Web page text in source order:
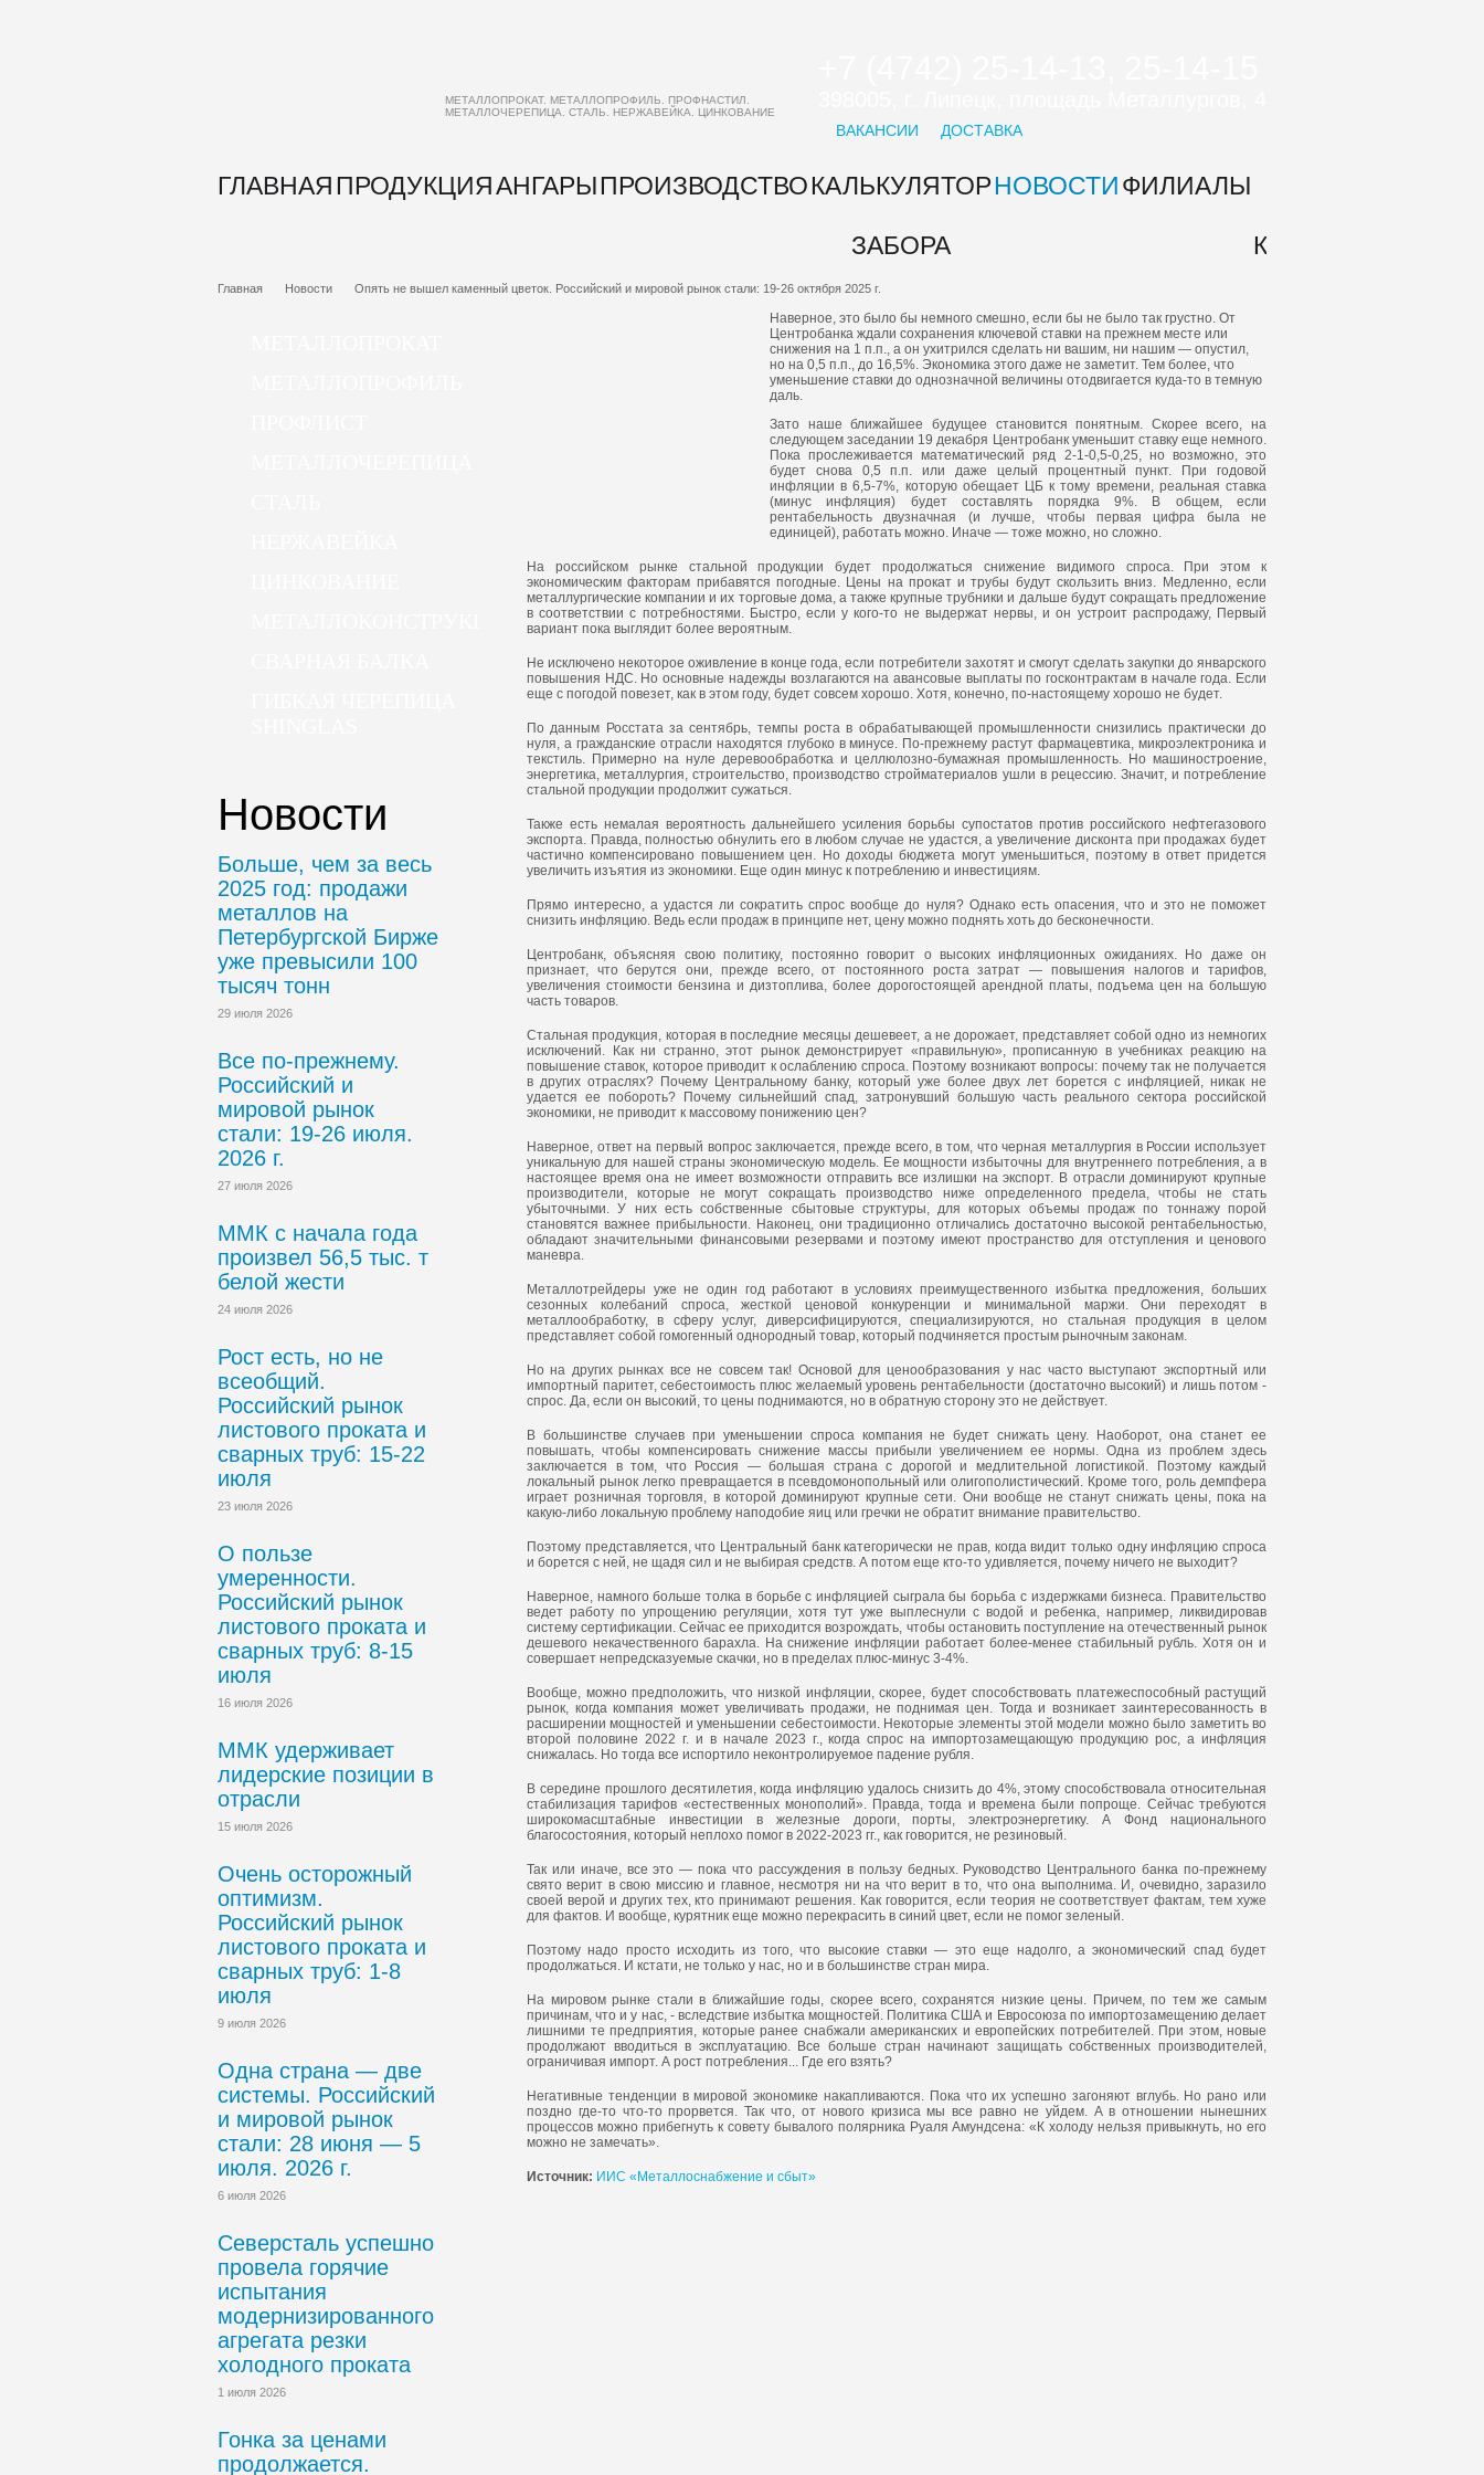
МЕТАЛЛОПРОКАТ. МЕТАЛЛОПРОФИЛЬ. ПРОФНАСТИЛ.
МЕТАЛЛОЧЕРЕПИЦА. СТАЛЬ. НЕРЖАВЕЙКА. ЦИНКОВАНИЕ
ВАКАНСИИ ДОСТАВКА
ГЛАВНАЯПРОДУКЦИЯАНГАРЫПРОИЗВОДСТВОКАЛЬКУЛЯТОР
ЗАБОРА
НОВОСТИФИЛИАЛЫ
КОМПАНИИ
Главная Новости Опять не вышел каменный цветок. Российский и мировой рынок стали: 19-26 октября 2025 г.
Наверное, это было бы немного смешно, если бы не было так грустно. От
Центробанка ждали сохранения ключевой ставки на прежнем месте или
снижения на 1 п.п., а он ухитрился сделать ни вашим, ни нашим — опустил,
но на 0,5 п.п., до 16,5%. Экономика этого даже не заметит. Тем более, что
уменьшение ставки до однозначной величины отодвигается куда-то в темную
даль.
Зато наше ближайшее будущее становится понятным. Скорее всего, на
следующем заседании 19 декабря Центробанк уменьшит ставку еще немного.
Пока прослеживается математический ряд 2-1-0,5-0,25, но возможно, это
будет снова 0,5 п.п. или даже целый процентный пункт. При годовой
инфляции в 6,5-7%, которую обещает ЦБ к тому времени, реальная ставка
(минус инфляция) будет составлять порядка 9%. В общем, если
рентабельность двузначная (и лучше, чтобы первая цифра была не
единицей), работать можно. Иначе — тоже можно, но сложно.
На российском рынке стальной продукции будет продолжаться снижение видимого спроса. При этом к
экономическим факторам прибавятся погодные. Цены на прокат и трубы будут скользить вниз. Медленно, если
металлургические компании и их торговые дома, а также крупные трубники и дальше будут сокращать предложение
в соответствии с потребностями. Быстро, если у кого-то не выдержат нервы, и он устроит распродажу, Первый
вариант пока выглядит более вероятным.
Не исключено некоторое оживление в конце года, если потребители захотят и смогут сделать закупки до январского
повышения НДС. Но основные надежды возлагаются на авансовые выплаты по госконтрактам в начале года. Если
еще с погодой повезет, как в этом году, будет совсем хорошо. Хотя, конечно, по-настоящему хорошо не будет.
По данным Росстата за сентябрь, темпы роста в обрабатывающей промышленности снизились практически до
нуля, а гражданские отрасли находятся глубоко в минусе. По-прежнему растут фармацевтика, микроэлектроника и
текстиль. Примерно на нуле деревообработка и целлюлозно-бумажная промышленность. Но машиностроение,
энергетика, металлургия, строительство, производство стройматериалов ушли в рецессию. Значит, и потребление
стальной продукции продолжит сужаться.
Также есть немалая вероятность дальнейшего усиления борьбы супостатов против российского нефтегазового
экспорта. Правда, полностью обнулить его в любом случае не удастся, а увеличение дисконта при продажах будет
частично компенсировано повышением цен. Но доходы бюджета могут уменьшиться, поэтому в ответ придется
увеличить изъятия из экономики. Еще один минус к потреблению и инвестициям.
Прямо интересно, а удастся ли сократить спрос вообще до нуля? Однако есть опасения, что и это не поможет
снизить инфляцию. Ведь если продаж в принципе нет, цену можно поднять хоть до бесконечности.
Центробанк, объясняя свою политику, постоянно говорит о высоких инфляционных ожиданиях. Но даже он
признает, что берутся они, прежде всего, от постоянного роста затрат — повышения налогов и тарифов,
увеличения стоимости бензина и дизтоплива, более дорогостоящей арендной платы, подъема цен на большую
часть товаров.
Стальная продукция, которая в последние месяцы дешевеет, а не дорожает, представляет собой одно из немногих
исключений. Как ни странно, этот рынок демонстрирует «правильную», прописанную в учебниках реакцию на
повышение ставок, которое приводит к ослаблению спроса. Поэтому возникают вопросы: почему так не получается
в других отраслях? Почему Центральному банку, который уже более двух лет борется с инфляцией, никак не
удается ее побороть? Почему сильнейший спад, затронувший большую часть реального сектора российской
экономики, не приводит к массовому понижению цен?
Наверное, ответ на первый вопрос заключается, прежде всего, в том, что черная металлургия в России использует
уникальную для нашей страны экономическую модель. Ее мощности избыточны для внутреннего потребления, а в
настоящее время она не имеет возможности отправить все излишки на экспорт. В отрасли доминируют крупные
производители, которые не могут сокращать производство ниже определенного предела, чтобы не стать
убыточными. У них есть собственные сбытовые структуры, для которых объемы продаж по тоннажу порой
становятся важнее прибыльности. Наконец, они традиционно отличались достаточно высокой рентабельностью,
обладают значительными финансовыми резервами и поэтому имеют пространство для отступления и ценового
маневра.
Металлотрейдеры уже не один год работают в условиях преимущественного избытка предложения, больших
сезонных колебаний спроса, жесткой ценовой конкуренции и минимальной маржи. Они переходят в
металлообработку, в сферу услуг, диверсифицируются, специализируются, но стальная продукция в целом
представляет собой гомогенный однородный товар, который подчиняется простым рыночным законам.
Но на других рынках все не совсем так! Основой для ценообразования у нас часто выступают экспортный или
импортный паритет, себестоимость плюс желаемый уровень рентабельности (достаточно высокий) и лишь потом -
спрос. Да, если он высокий, то цены поднимаются, но в обратную сторону это не действует.
В большинстве случаев при уменьшении спроса компания не будет снижать цену. Наоборот, она станет ее
повышать, чтобы компенсировать снижение массы прибыли увеличением ее нормы. Одна из проблем здесь
заключается в том, что Россия — большая страна с дорогой и медлительной логистикой. Поэтому каждый
локальный рынок легко превращается в псевдомонопольный или олигополистический. Кроме того, роль демпфера
играет розничная торговля, в которой доминируют крупные сети. Они вообще не станут снижать цены, пока на
какую-либо локальную проблему наподобие яиц или гречки не обратит внимание правительство.
Поэтому представляется, что Центральный банк категорически не прав, когда видит только одну инфляцию спроса
и борется с ней, не щадя сил и не выбирая средств. А потом еще кто-то удивляется, почему ничего не выходит?
Наверное, намного больше толка в борьбе с инфляцией сыграла бы борьба с издержками бизнеса. Правительство
ведет работу по упрощению регуляции, хотя тут уже выплеснули с водой и ребенка, например, ликвидировав
систему сертификации. Сейчас ее приходится возрождать, чтобы остановить поступление на отечественный рынок
дешевого некачественного барахла. На снижение инфляции работает более-менее стабильный рубль. Хотя он и
совершает непредсказуемые скачки, но в пределах плюс-минус 3-4%.
Вообще, можно предположить, что низкой инфляции, скорее, будет способствовать платежеспособный растущий
рынок, когда компания может увеличивать продажи, не поднимая цен. Тогда и возникает заинтересованность в
расширении мощностей и уменьшении себестоимости. Некоторые элементы этой модели можно было заметить во
второй половине 2022 г. и в начале 2023 г., когда спрос на импортозамещающую продукцию рос, а инфляция
снижалась. Но тогда все испортило неконтролируемое падение рубля.
В середине прошлого десятилетия, когда инфляцию удалось снизить до 4%, этому способствовала относительная
стабилизация тарифов «естественных монополий». Правда, тогда и времена были попроще. Сейчас требуются
широкомасштабные инвестиции в железные дороги, порты, электроэнергетику. А Фонд национального
благосостояния, который неплохо помог в 2022-2023 гг., как говорится, не резиновый.
Так или иначе, все это — пока что рассуждения в пользу бедных. Руководство Центрального банка по-прежнему
свято верит в свою миссию и главное, несмотря ни на что верит в то, что она выполнима. И, очевидно, заразило
своей верой и других тех, кто принимают решения. Как говорится, если теория не соответствует фактам, тем хуже
для фактов. И вообще, курятник еще можно перекрасить в синий цвет, если не помог зеленый.
Поэтому надо просто исходить из того, что высокие ставки — это еще надолго, а экономический спад будет
продолжаться. И кстати, не только у нас, но и в большинстве стран мира.
На мировом рынке стали в ближайшие годы, скорее всего, сохранятся низкие цены. Причем, по тем же самым
причинам, что и у нас, - вследствие избытка мощностей. Политика США и Евросоюза по импортозамещению делает
лишними те предприятия, которые ранее снабжали американских и европейских потребителей. При этом, новые
продолжают вводиться в эксплуатацию. Все больше стран начинают защищать собственных производителей,
ограничивая импорт. А рост потребления... Где его взять?
Негативные тенденции в мировой экономике накапливаются. Пока что их успешно загоняют вглубь. Но рано или
поздно где-то что-то прорвется. Так что, от нового кризиса мы все равно не уйдем. А в отношении нынешних
процессов можно прибегнуть к совету бывалого полярника Руаля Амундсена: «К холоду нельзя привыкнуть, но его
можно не замечать».
Источник: ИИС «Металлоснабжение и сбыт»
Новости
Больше, чем за весь
2025 год: продажи
металлов на
Петербургской Бирже
уже превысили 100
тысяч тонн
29 июля 2026
Все по-прежнему.
Российский и
мировой рынок
стали: 19-26 июля.
2026 г.
27 июля 2026
ММК с начала года
произвел 56,5 тыс. т
белой жести
24 июля 2026
Рост есть, но не
всеобщий.
Российский рынок
листового проката и
сварных труб: 15-22
июля
23 июля 2026
О пользе
умеренности.
Российский рынок
листового проката и
сварных труб: 8-15
июля
16 июля 2026
ММК удерживает
лидерские позиции в
отрасли
15 июля 2026
Очень осторожный
оптимизм.
Российский рынок
листового проката и
сварных труб: 1-8
июля
9 июля 2026
Одна страна — две
системы. Российский
и мировой рынок
стали: 28 июня — 5
июля. 2026 г.
6 июля 2026
Северсталь успешно
провела горячие
испытания
модернизированного
агрегата резки
холодного проката
1 июля 2026
Гонка за ценами
продолжается.